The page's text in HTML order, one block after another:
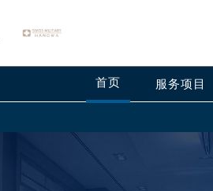
首页 服务项目